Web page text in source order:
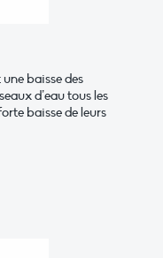
baisse des
d’eau tous les
baisse de leurs